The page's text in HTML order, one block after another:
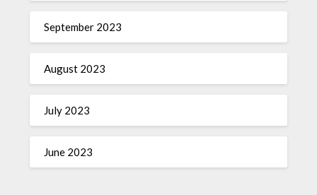
September 2023
August 2023
July 2023
June 2023